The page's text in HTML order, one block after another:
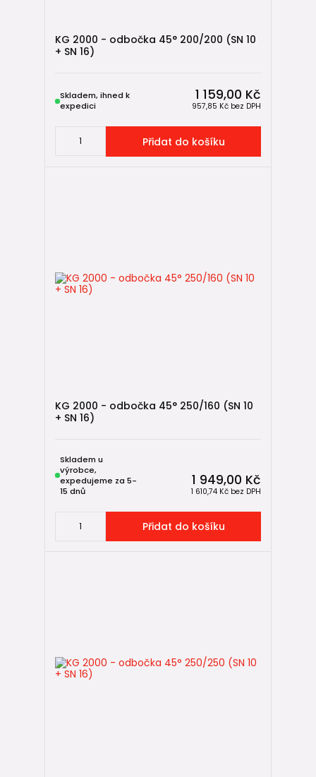
KG 2000 - odbočka 45° 200/200 (SN 10
+ SN 16)
1 159,00 Kč
957,85 Kč bez DPH
Skladem, ihned k
expedici
Přidat do košíku
KG 2000 - odbočka 45° 250/160 (SN 10
+ SN 16)
1 949,00 Kč
1 610,74 Kč bez DPH
Skladem u
výrobce,
expedujeme za 5-
15 dnů
Přidat do košíku